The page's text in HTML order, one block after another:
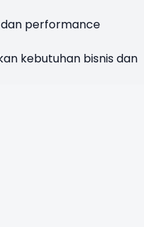
performance
kebutuhan bisnis dan